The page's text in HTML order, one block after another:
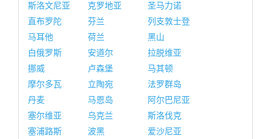
斯洛文尼亚
克罗地亚
圣马力诺
直布罗陀
芬兰
列支敦士登
马耳他
荷兰
黑山
白俄罗斯
安道尔
拉脱维亚
挪威
卢森堡
马其顿
摩尔多瓦
立陶宛
法罗群岛
丹麦
马恩岛
阿尔巴尼亚
塞尔维亚
乌克兰
斯洛伐克
塞浦路斯
波黑
爱沙尼亚